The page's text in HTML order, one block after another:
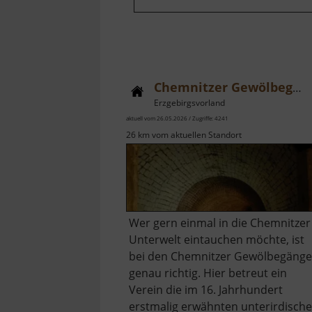
Chemnitzer Gewölbegänge
Erzgebirgsvorland
aktuell vom 26.05.2026 / Zugriffe: 4241
26 km vom aktuellen Standort
Wer gern einmal in die Chemnitzer
Unterwelt eintauchen möchte, ist
bei den Chemnitzer
genau richtig. Hier betreut ein
Verein die im 16. Jahrhundert
erstmalig erwähnten